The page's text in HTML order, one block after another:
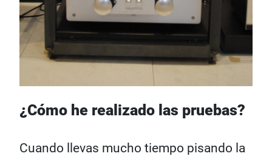
¿Cómo he realizado las pruebas?
Cuando llevas mucho tiempo pisando la